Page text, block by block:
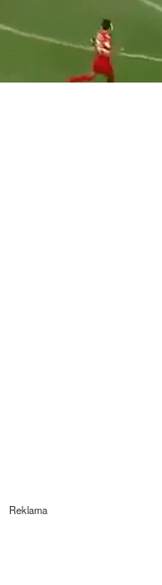
Reklama